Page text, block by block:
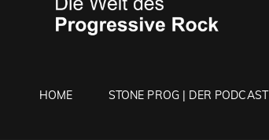
HOME STONE PROG | DER PODCAST